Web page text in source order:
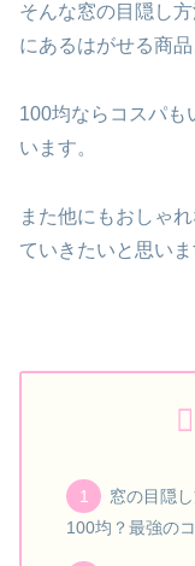
そんな窓の目隠し
にあるはがせる商品
100均ならコスパも
います。
また他にもおしゃ
ていきたいと思いま
窓の目隠
100均？最強の